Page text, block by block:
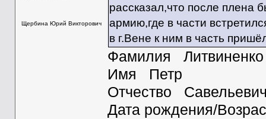
Щербина Юрий Викторович
рассказал,что после плена
армию,где в части
в г.Вене к ним в часть
Фамилия
Имя Петр
Отчество
Дата рождения/